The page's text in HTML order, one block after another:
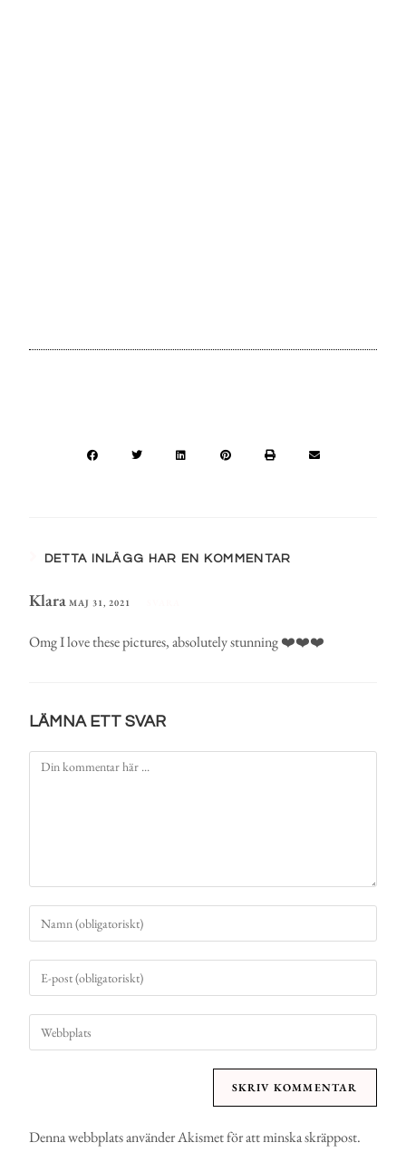
DETTA INLÄGG HAR EN KOMMENTAR
Klara MAJ 31, 2021
Omg I love these pictures, absolutely stunning ❤️❤️❤️
LÄMNA ETT SVAR
Denna webbplats använder Akismet för att minska skräppost.